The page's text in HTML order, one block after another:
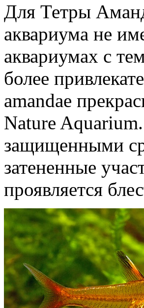
Для Тетры
аквариума не
аквариумах с
более
amandae
Nature
защищенными
затененные
проявляется